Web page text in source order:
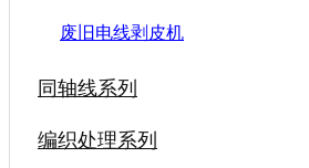
废旧电线剥皮机
同轴线系列
编织处理系列